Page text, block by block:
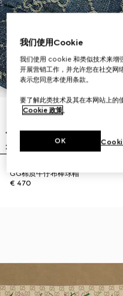
GG棉质牛仔布棒球帽
€ 470
我们使用Cookie
我们使用 cookie 和类似技术来增
开展营销工作，并允许您在社交网
表示您同意本使用条款。
要了解此类技术及其在本网站上的
Cookie 政策。
OK